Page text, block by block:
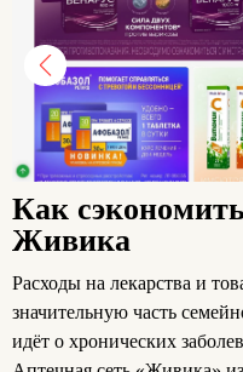
Как
Живика
Расходы на лекарства и
значительную часть
идёт о хронических